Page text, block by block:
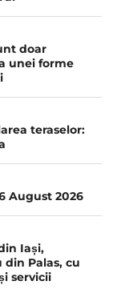
doar
unei forme
teraselor:
August 2026
Iași,
Palas, cu
servicii